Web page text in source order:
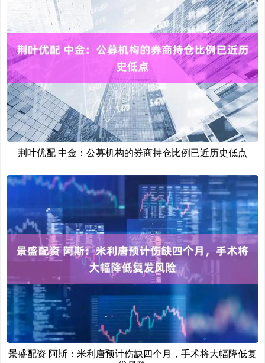
荆叶优配 中金：公募机构的券商持仓比例已近历史低点
景盛配资 阿斯：米利唐预计伤缺四个月，手术将大幅降低复